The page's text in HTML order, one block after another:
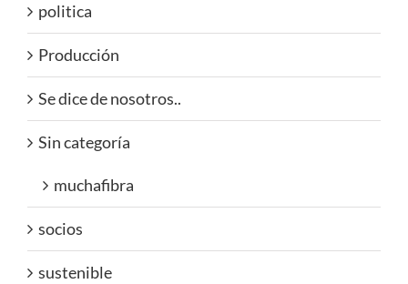
politica
Producción
Se dice de nosotros..
Sin categoría
muchafibra
socios
sustenible